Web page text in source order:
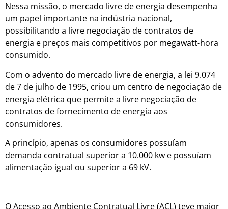
Nessa missão, o mercado livre de energia desempenha
um papel importante na indústria nacional,
possibilitando a livre negociação de contratos de
energia e preços mais competitivos por megawatt-hora
consumido.
Com o advento do mercado livre de energia, a lei 9.074
de 7 de julho de 1995, criou um centro de negociação de
energia elétrica que permite a livre negociação de
contratos de fornecimento de energia aos
consumidores.
A princípio, apenas os consumidores possuíam
demanda contratual superior a 10.000 kw e possuíam
alimentação igual ou superior a 69 kV.
O Acesso ao Ambiente Contratual Livre (ACL) teve maior